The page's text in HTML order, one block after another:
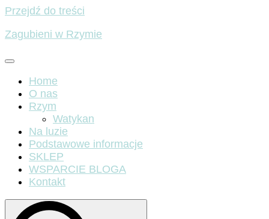
Przejdź do treści
Zagubieni w Rzymie
Home
O nas
Rzym
Watykan
Na luzie
Podstawowe informacje
SKLEP
WSPARCIE BLOGA
Kontakt